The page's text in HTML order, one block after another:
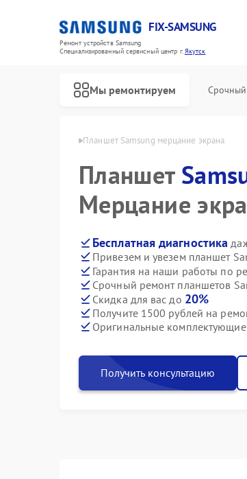
FIX-SAMSUNG
Ремонт устройств Samsung
Специализированный cервисный центр г.Якутск
Мы ремонтируем
в Якутске Планшет Samsung мерцание экрана
Планшет
Мерцание
Бесплатная диагностика
Привезем и увезем планшет
Гарантия на наши работы по
Срочный ремонт планшетов
Скидка для вас до 20%
Получите 1500 рублей на
Оригинальные
Получить консультацию